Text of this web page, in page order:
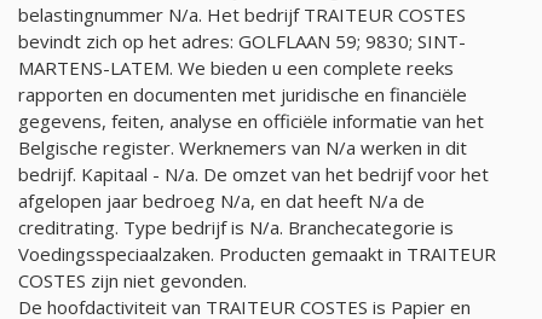
belastingnummer N/a. Het bedrijf TRAITEUR COSTES
bevindt zich op het adres: GOLFLAAN 59; 9830; SINT-
MARTENS-LATEM. We bieden u een complete reeks
rapporten en documenten met juridische en financiële
gegevens, feiten, analyse en officiële informatie van het
Belgische register. Werknemers van N/a werken in dit
bedrijf. Kapitaal - N/a. De omzet van het bedrijf voor het
afgelopen jaar bedroeg N/a, en dat heeft N/a de
creditrating. Type bedrijf is N/a. Branchecategorie is
Voedingsspeciaalzaken. Producten gemaakt in TRAITEUR
COSTES zijn niet gevonden.
De hoofdactiviteit van TRAITEUR COSTES is Papier en